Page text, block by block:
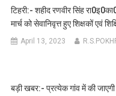
टिहरी:- शहीद रणवीर सिंह
मार्च को सेवानिवृत्त हुए शिक्षकों एवं
April 13, 2023
बड़ी खबर:- प्रत्येक गांव में की जाएगी